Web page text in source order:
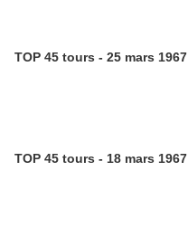
TOP 45 tours - 25 mars 1967
TOP 45 tours - 18 mars 1967